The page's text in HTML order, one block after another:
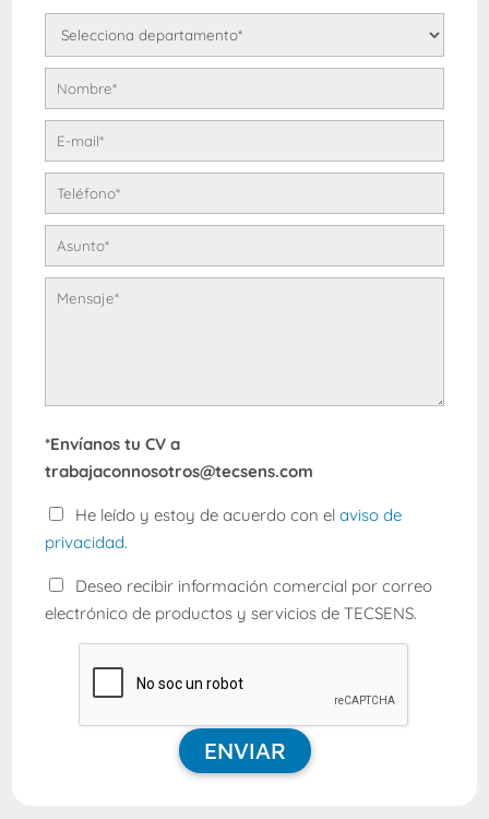
*Envíanos tu CV a
trabajaconnosotros@tecsens.com
He leído y estoy de acuerdo con elaviso de
privacidad.
Deseo recibir información comercial por correo
electrónico de productos y servicios de TECSENS.